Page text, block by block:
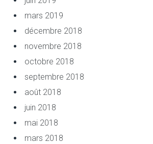
mars 2019
décembre 2018
novembre 2018
octobre 2018
septembre 2018
août 2018
juin 2018
mai 2018
mars 2018